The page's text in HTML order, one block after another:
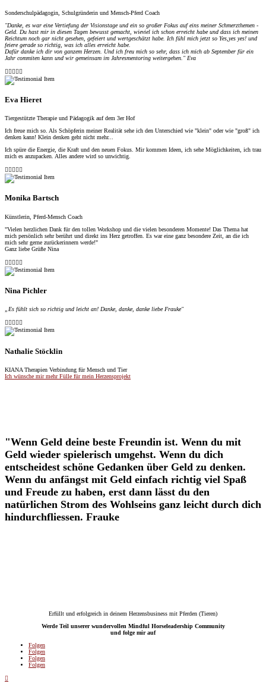
Sonderschulpädagogin, Schulgründerin und Mensch-Pferd Coach
"Danke, es war eine Vertiefung der Visionstage und ein so großer Fokus auf eins meiner Schmerzthemen -
Geld. Du hast mir in diesen Tagen bewusst gemacht, wieviel ich schon erreicht habe und dass ich meinen
Reichtum noch gar nicht gesehen, gefeiert und wertgeschätzt habe. Ich fühl mich jetzt so Yes,yes yes! und
feiere gerade so richtig, was ich alles erreicht habe.
Dafür danke ich dir von ganzem Herzen. Und ich freu mich so sehr, dass ich mich ab September für ein
Jahr commiten kann und wir gemeinsam im Jahresmentoring weitergehen." Eva

Eva Hieret
Tiergestützte Therapie und Pädagogik auf dem 3er Hof
Ich freue mich so. Als Schöpferin meiner Realität sehe ich den Unterschied wie "klein" oder wie "groß" ich
denken kann! Klein denken geht nicht mehr...
Ich spüre die Energie, die Kraft und den neuen Fokus. Mir kommen Ideen, ich sehe Möglichkeiten, ich trau
mich es anzupacken. Alles andere wird so unwichtig.

Monika Bartsch
Künstlerin, Pferd-Mensch Coach
"Vielen herzlichen Dank für den tollen Workshop und die vielen besonderen Momente! Das Thema hat
mich persönlich sehr berührt und direkt ins Herz getroffen. Es war eine ganz besondere Zeit, an die ich
mich sehr gerne zurückerinnern werde!"
Ganz liebe Grüße Nina

Nina Pichler
„Es fühlt sich so richtig und leicht an! Danke, danke, danke liebe Frauke"

Nathalie Stöcklin
KIANA Therapien Verbindung für Mensch und Tier
Ich wünsche mir mehr Fülle für mein Herzensprojekt
"Wenn Geld deine beste Freundin ist. Wenn du mit
Geld wieder spielerisch umgehst. Wenn du dich
entscheidest schöne Gedanken über Geld zu denken.
Wenn du anfängst mit Geld einfach richtig viel Spaß
und Freude zu haben, erst dann lässt du den
natürlichen Strom des Wohlseins ganz leicht durch dich
hindurchfliessen. Frauke
Erfüllt und erfolgreich in deinem Herzensbusiness mit Pferden (Tieren)
Werde Teil unserer wundervollen Mindful Horseleadership Community
und folge mir auf
Folgen
Folgen
Folgen
Folgen
